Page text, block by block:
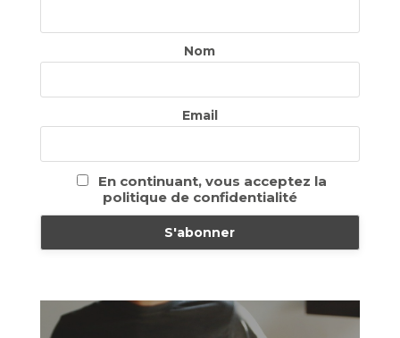
Nom
Email
En continuant, vous acceptez la
politique de confidentialité